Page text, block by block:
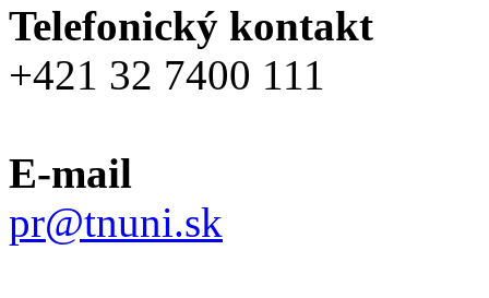
Telefonický kontakt
+421 32 7400 111
E-mail
pr@tnuni.sk